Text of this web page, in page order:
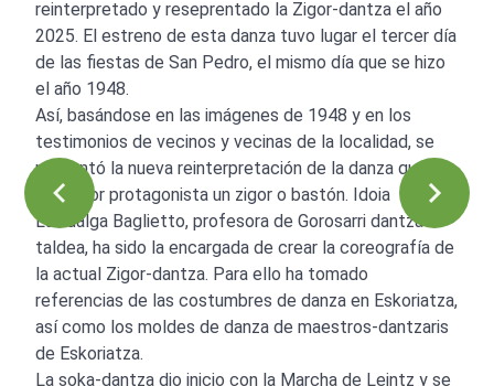
reinterpretado y reseprentado la Zigor-dantza el año
2025. El estreno de esta danza tuvo lugar el tercer día
de las fiestas de San Pedro, el mismo día que se hizo
el año 1948.
Así, basándose en las imágenes de 1948 y en los
testimonios de vecinos y vecinas de la localidad, se
presentó la nueva reinterpretación de la danza que
tiene por protagonista un zigor o bastón. Idoia
Lahidalga Baglietto, profesora de Gorosarri dantza
taldea, ha sido la encargada de crear la coreografía de
la actual Zigor-dantza. Para ello ha tomado
referencias de las costumbres de danza en Eskoriatza,
así como los moldes de danza de maestros-dantzaris
de Eskoriatza.
La soka-dantza dio inicio con la Marcha de Leintz y se